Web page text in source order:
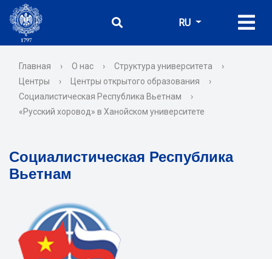
RU
Главная › О нас › Структура университета
›
Центры
› Центры открытого образования
›
Социалистическая Республика Вьетнам
›
«Русский хоровод» в Ханойском университете
Социалистическая Республика
Вьетнам